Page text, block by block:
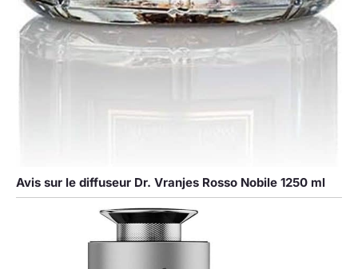
Avis sur le diffuseur Dr. Vranjes Rosso Nobile 1250 ml